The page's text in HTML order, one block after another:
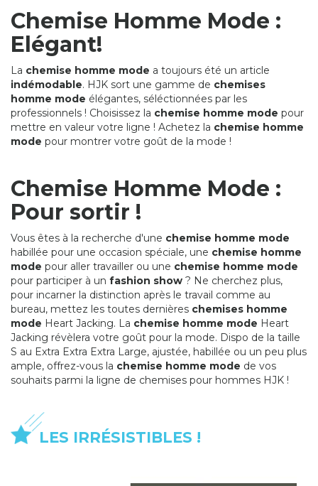
Chemise Homme Mode :
Elégant!
La chemise homme mode a toujours été un article
indémodable. HJK sort une gamme de chemises
homme mode élégantes, séléctionnées par les
professionnels ! Choisissez la chemise homme mode pour
mettre en valeur votre ligne ! Achetez la chemise homme
mode pour montrer votre goût de la mode !
Chemise Homme Mode :
Pour sortir !
Vous êtes à la recherche d'une chemise homme mode
habillée pour une occasion spéciale, une chemise homme
mode pour aller travailler ou une chemise homme mode
pour participer à un fashion show ? Ne cherchez plus,
pour incarner la distinction après le travail comme au
bureau, mettez les toutes dernières chemises homme
mode Heart Jacking. La chemise homme mode Heart
Jacking révèlera votre goût pour la mode. Dispo de la taille
S au Extra Extra Extra Large, ajustée, habillée ou un peu plus
ample, offrez-vous la chemise homme mode de vos
souhaits parmi la ligne de chemises pour hommes HJK !
LES IRRÉSISTIBLES !